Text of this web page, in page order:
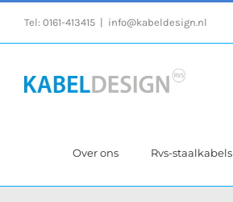
Tel: 0161-413415 info@kabeldesign.nl
Over ons Rvs-staalkabels